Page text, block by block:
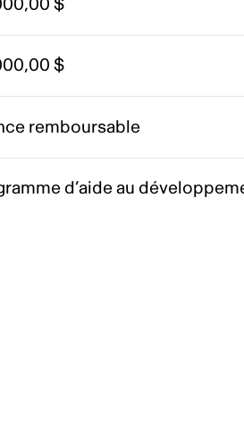
$
remboursable
d’aide au